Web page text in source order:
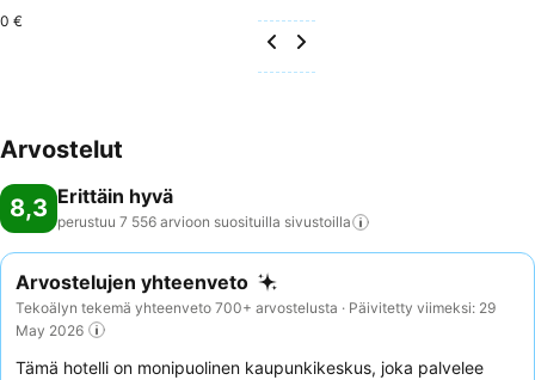
0 €
Arvostelut
8,3 Erittäin hyvä
perustuu 7 556 arvioon suosituilla sivustoilla
Arvostelujen yhteenveto
Tekoälyn tekemä yhteenveto 700+ arvostelusta · Päivitetty viimeksi: 29
May 2026
Tämä hotelli on monipuolinen kaupunkikeskus, joka palvelee